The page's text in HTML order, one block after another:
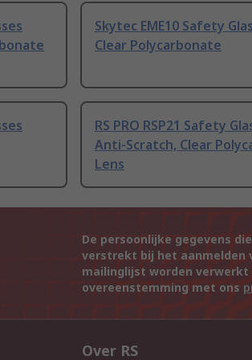
Skytec EME10 Safety
Clear Polycarbonate
RS PRO RSP21 Safety
Anti-Scratch, Clear
Lens
De persoonlijke gegevens
verstrekt bij het aanmelden
mailinglijst worden verwerkt
overeenstemming met ons
Over RS